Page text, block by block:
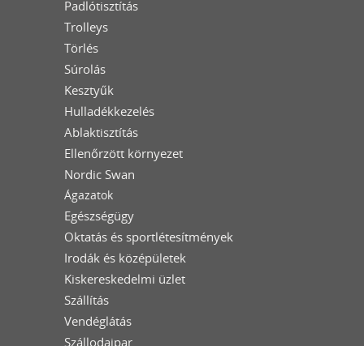
Padlótisztítás
Trolleys
Törlés
Súrolás
Kesztyűk
Hulladékkezelés
Ablaktisztítás
Ellenőrzött környezet
Nordic Swan
Ágazatok
Egészségügy
Oktatás és sportlétesítmények
Irodák és középületek
Kiskereskedelmi üzlet
Szállítás
Vendéglátás
Szállodaipar